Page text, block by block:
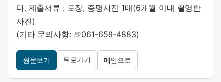
다. 제출서류 : 도장, 증명사진 1매(6개월 이내 촬영한
사진)
(기타 문의사항: ☏061-659-4883)
원문보기 뒤로가기 메인으로